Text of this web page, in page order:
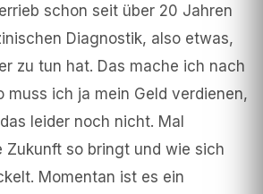
schon seit über 20 Jahren
Diagnostik, also etwas,
zu tun hat. Das mache ich nach
muss ich ja mein Geld verdienen,
leider noch nicht. Mal
Zukunft so bringt und wie sich
Momentan ist es ein